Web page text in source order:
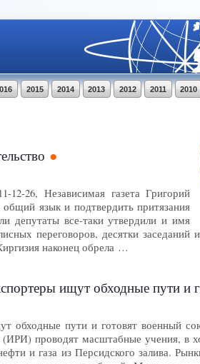
2010
2011
2012
2013
2014
2015
12-26, Независимая газета Григорий
язык и подтвердить притязания
депутаты все-таки утвердили и имя
переговоров, десятки заседаний
наконец обрела …
ищут обходные пути и
обходные пути и готовят военный
проводят масштабные учения, в
и газа из Персидского залива.